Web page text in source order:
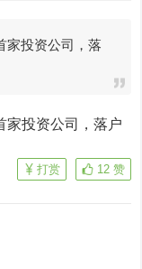
家投资公司，落
12 赞
打赏